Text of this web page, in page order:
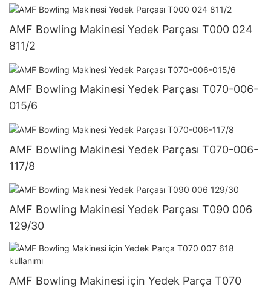
AMF Bowling Makinesi Yedek Parçası T000 024
811/2
AMF Bowling Makinesi Yedek Parçası T070-006-
015/6
AMF Bowling Makinesi Yedek Parçası T070-006-
117/8
AMF Bowling Makinesi Yedek Parçası T090 006
129/30
AMF Bowling Makinesi için Yedek Parça T070